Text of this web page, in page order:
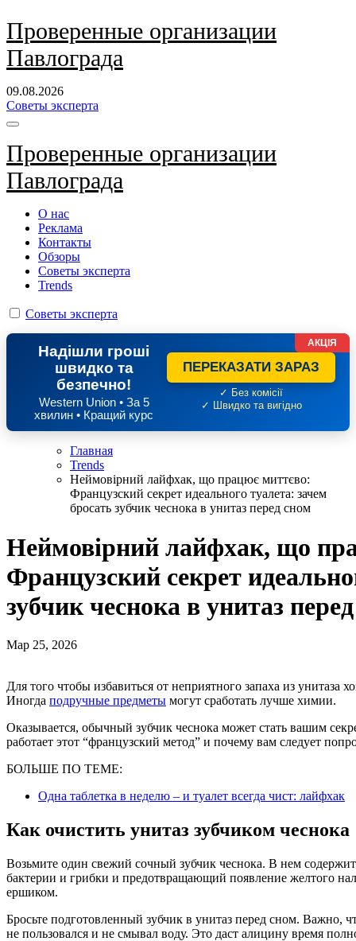
Перейти
к
содержанию
Проверенные организации
Павлограда
09.08.2026
Советы эксперта
Проверенные организации
Павлограда
О нас
Реклама
Контакты
Обзоры
Советы эксперта
Trends
Советы эксперта
Надішли гроші
швидко та
безпечно!
Western Union • За 5
хвилин • Кращий курс
ПЕРЕКАЗАТИ ЗАРАЗ
✓ Без комісії
✓ Швидко та вигідно
АКЦІЯ
Главная
Trends
Неймовірний лайфхак, що працює миттєво:
Французский секрет идеального туалета: зачем
бросать зубчик чеснока в унитаз перед сном
Неймовірний лайфхак, що
Французский секрет
зубчик чеснока в унитаз
Мар 25, 2026
Для того чтобы избавиться от неприятного запаха из унитаза хозяйки готовы использовать любые средства и способы.
Иногда подручные предметы могут сработать лучше химии.
Оказывается, обычный зубчик чеснока может стать вашим
работает этот “французский метод” и почему вам следует
БОЛЬШЕ ПО ТЕМЕ:
Одна таблетка в неделю – и туалет всегда чист: лайфхак
Как очистить унитаз зубчиком чеснока
Возьмите один свежий сочный зубчик чеснока. В нем
бактерии и грибки и предотвращающий появление желтого
ершиком.
Бросьте подготовленный зубчик в унитаз перед сном. Важно,
не пользовался и не смывал воду. Это даст алицину время